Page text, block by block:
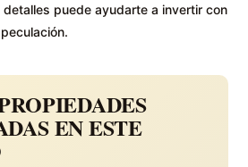
detalles puede ayudarte a invertir con
EN ESTE